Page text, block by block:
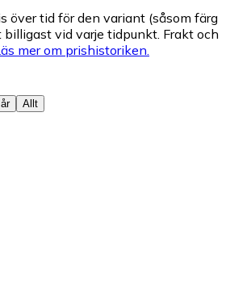
över tid för den variant (såsom färg
vid varje tidpunkt. Frakt och
mer om prishistoriken.
Allt